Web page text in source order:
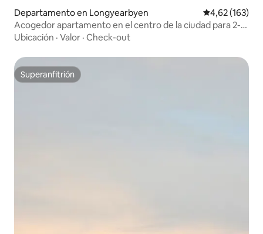
Departamento en Longyearbyen Calificación
4,62 (163)
Acogedor apartamento en el centro de la ciudad para 2-5
personas.
Ubicación · Valor · Check-out
Superanfitrión
Superanfitrión